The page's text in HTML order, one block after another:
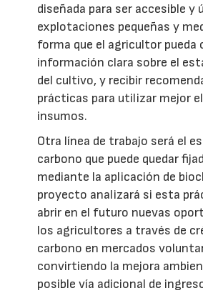
diseñada para ser accesible y
explotaciones pequeñas y
forma que el agricultor pueda
información clara sobre el
del cultivo, y recibir
prácticas para utilizar mejor
insumos.
Otra línea de trabajo será el
carbono que puede quedar
mediante la aplicación de
proyecto analizará si esta
abrir en el futuro nuevas
los agricultores a través de
carbono en mercados
convirtiendo la mejora
posible vía adicional de